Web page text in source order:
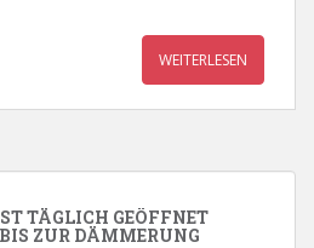
WEITERLESEN
TÄGLICH GEÖFFNET
ZUR DÄMMERUNG